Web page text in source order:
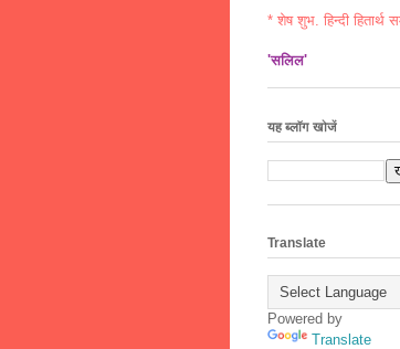
* शेष शुभ. हिन्दी हितार्थ
'सलिल'
यह ब्लॉग खोजें
Translate
Powered by
Translate